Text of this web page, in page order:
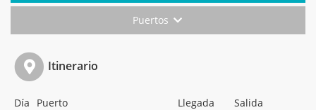
Puertos
Itinerario
Día Puerto Llegada
Salida